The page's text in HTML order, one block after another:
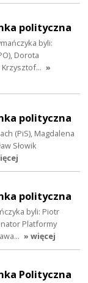
polityczna
byli:
Dorota
Krzysztof… »
polityczna
(PiS), Magdalena
Słowik
polityczna
byli: Piotr
Platformy
» więcej
Polityczna